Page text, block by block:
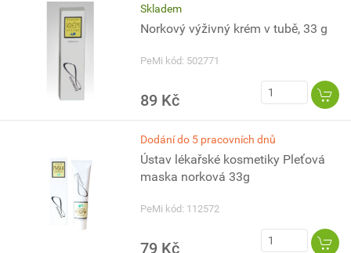
Skladem
Norkový výživný krém v tubě, 33 g
PeMi kód: 502771
89 Kč
Dodání do 5 pracovních dnů
Ústav lékařské kosmetiky Pleťová
maska norková 33g
PeMi kód: 112572
79 Kč